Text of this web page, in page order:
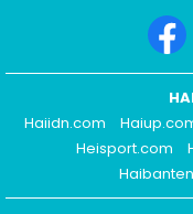
Haiidn.com
Heisport.com